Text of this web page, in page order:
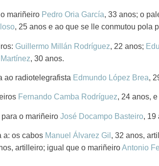
mariñeiro Pedro Oria García, 33 anos; o
, 25 anos e ao que se lle conmutou pola
Guillermo Millán Rodríguez, 22 anos;
, 30 anos.
ao radiotelegrafista Edmundo López Brea,
Fernando Camba Rodríguez, 24 anos, e
o mariñeiro José Docampo Basteiro, 19
a: os cabos Manuel Álvarez Gil , 32 anos,
artilleiro; igual que o mariñeiroAntonio